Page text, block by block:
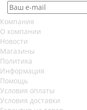
Компания
О компании
Новости
Магазины
Политика
Информация
Помощь
Условия оплаты
Условия доставки